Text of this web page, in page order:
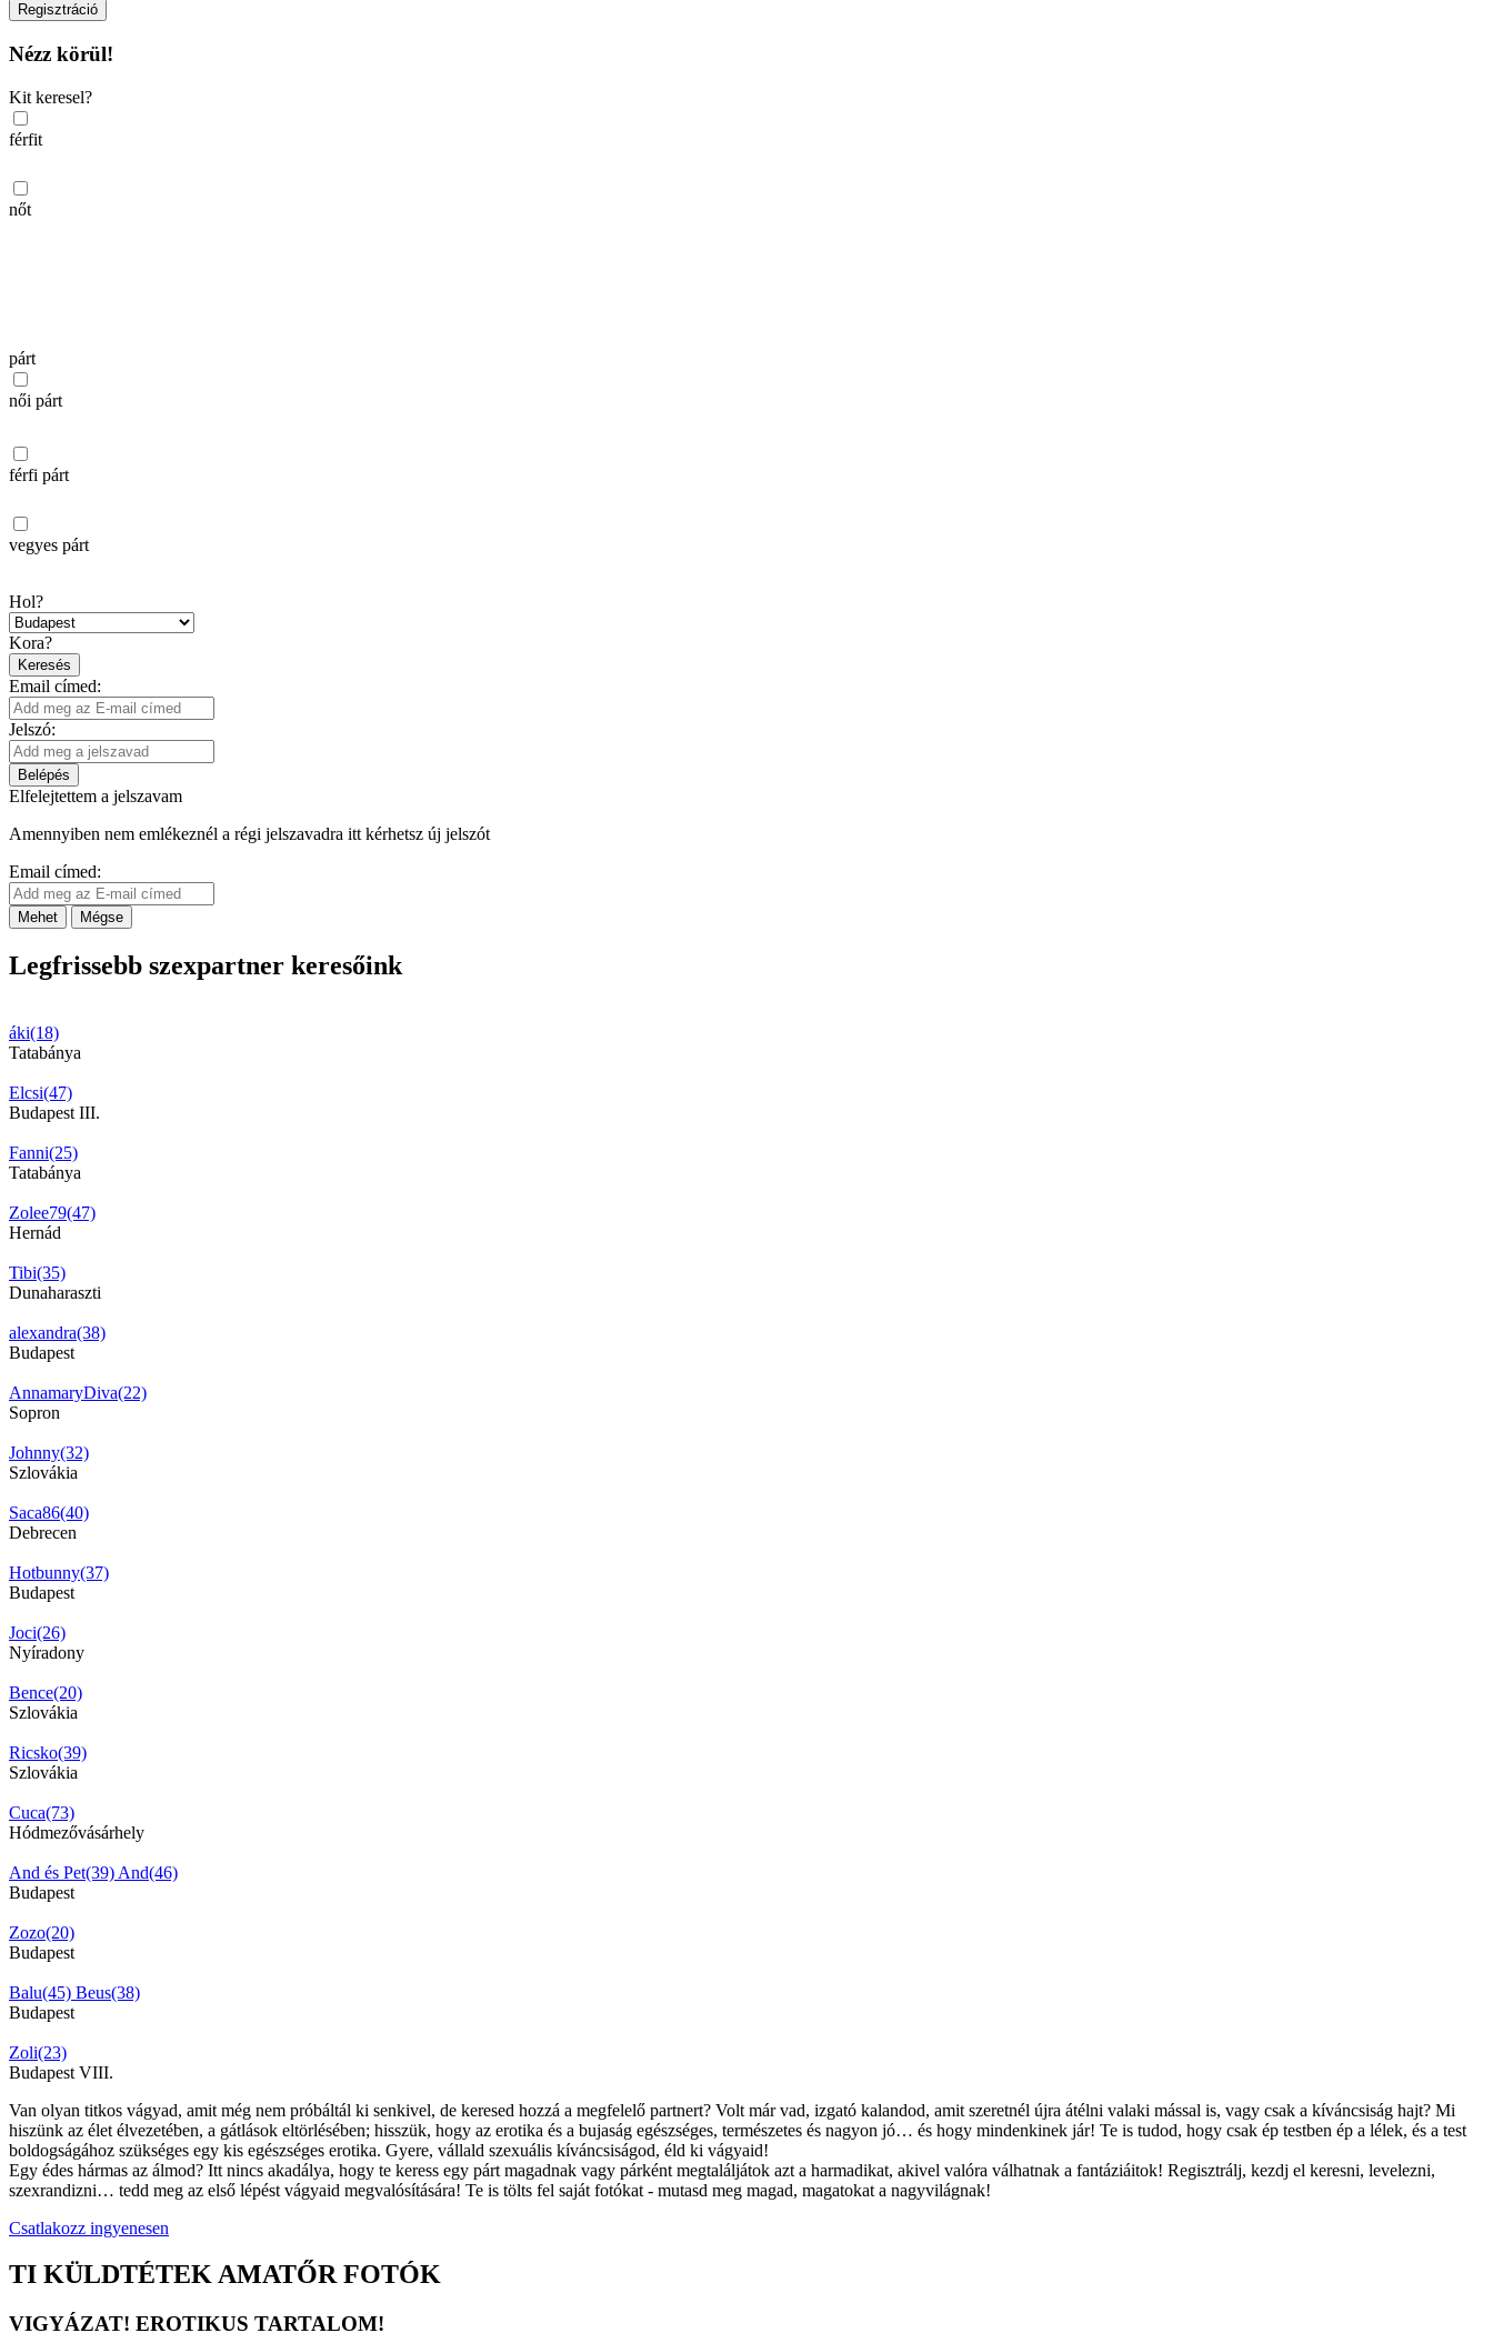
Regisztráció
Nézz körül!
Kit keresel?
férfit
nőt
párt
női párt
férfi párt
vegyes párt
Hol?
Kora?
Keresés
Email címed:
Jelszó:
Belépés
Elfelejtettem a jelszavam
Amennyiben nem emlékeznél a régi jelszavadra itt kérhetsz új jelszót
Email címed:
Mehet Mégse
Legfrissebb szexpartner keresőink
áki(18)
Tatabánya
Elcsi(47)
Budapest III.
Fanni(25)
Tatabánya
Zolee79(47)
Hernád
Tibi(35)
Dunaharaszti
alexandra(38)
Budapest
AnnamaryDiva(22)
Sopron
Johnny(32)
Szlovákia
Saca86(40)
Debrecen
Hotbunny(37)
Budapest
Joci(26)
Nyíradony
Bence(20)
Szlovákia
Ricsko(39)
Szlovákia
Cuca(73)
Hódmezővásárhely
And és Pet(39) And(46)
Budapest
Zozo(20)
Budapest
Balu(45) Beus(38)
Budapest
Zoli(23)
Budapest VIII.
Van olyan titkos vágyad, amit még nem próbáltál ki senkivel, de keresed hozzá a megfelelő partnert? Volt már vad, izgató kalandod, amit szeretnél újra átélni valaki mással is, vagy csak a kíváncsiság hajt? Mi
hiszünk az élet élvezetében, a gátlások eltörlésében; hisszük, hogy az erotika és a bujaság egészséges, természetes és nagyon jó… és hogy mindenkinek jár! Te is tudod, hogy csak ép testben ép a lélek, és a test
boldogságához szükséges egy kis egészséges erotika. Gyere, vállald szexuális kíváncsiságod, éld ki vágyaid!
Egy édes hármas az álmod? Itt nincs akadálya, hogy te keress egy párt magadnak vagy párként megtaláljátok azt a harmadikat, akivel valóra válhatnak a fantáziáitok! Regisztrálj, kezdj el keresni, levelezni,
szexrandizni… tedd meg az első lépést vágyaid megvalósítására! Te is tölts fel saját fotókat - mutasd meg magad, magatokat a nagyvilágnak!
Csatlakozz ingyenesen
TI KÜLDTÉTEK AMATŐR FOTÓK
VIGYÁZAT! EROTIKUS TARTALOM!